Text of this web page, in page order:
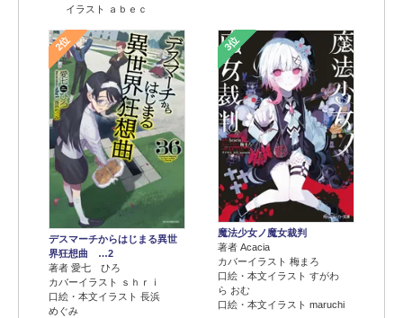
イラスト ａｂｅｃ
2位
デスマーチからはじまる異世
界狂想曲 …2
著者 愛七 ひろ
カバーイラスト ｓｈｒｉ
口絵・本文イラスト 長浜
めぐみ
3位
魔法少女ノ魔女裁判
著者 Acacia
カバーイラスト 梅まろ
口絵・本文イラスト すがわ
ら おむ
口絵・本文イラスト maruchi